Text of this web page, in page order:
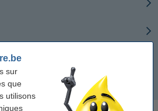
sur
que
utilisons